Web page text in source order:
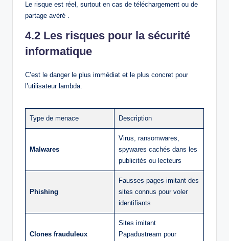
Le risque est réel, surtout en cas de téléchargement ou de
partage avéré .
4.2 Les risques pour la sécurité
informatique
C’est le danger le plus immédiat et le plus concret pour
l’utilisateur lambda.
Type de menace Description
Malwares
Virus, ransomwares,
spywares cachés dans les
publicités ou lecteurs
Phishing
Fausses pages imitant des
sites connus pour voler
identifiants
Clones frauduleux
Sites imitant
Papadustream pour